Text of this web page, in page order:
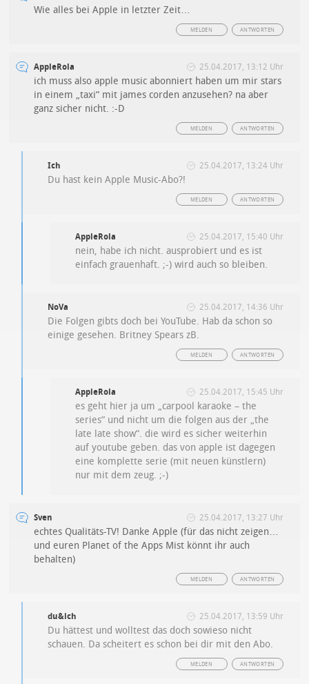
Wie alles bei Apple in letzter Zeit…
ANTWORTEN
MELDEN
AppleRola 25.04.2017, 13:12 Uhr
ich muss also apple music abonniert haben um mir stars
in einem „taxi“ mit james corden anzusehen? na aber
ganz sicher nicht. :-D
ANTWORTEN
MELDEN
Ich 25.04.2017, 13:24 Uhr
Du hast kein Apple Music-Abo?!
ANTWORTEN
MELDEN
AppleRola 25.04.2017, 15:40 Uhr
nein, habe ich nicht. ausprobiert und es ist
einfach grauenhaft. ;-) wird auch so bleiben.
NoVa 25.04.2017, 14:36 Uhr
Die Folgen gibts doch bei YouTube. Hab da schon so
einige gesehen. Britney Spears zB.
ANTWORTEN
MELDEN
AppleRola 25.04.2017, 15:45 Uhr
es geht hier ja um „carpool karaoke – the
series“ und nicht um die folgen aus der „the
late late show“. die wird es sicher weiterhin
auf youtube geben. das von apple ist dagegen
eine komplette serie (mit neuen künstlern)
nur mit dem zeug. ;-)
Sven 25.04.2017, 13:27 Uhr
echtes Qualitäts-TV! Danke Apple (für das nicht zeigen…
und euren Planet of the Apps Mist könnt ihr auch
behalten)
ANTWORTEN
MELDEN
du&ich 25.04.2017, 13:59 Uhr
Du hättest und wolltest das doch sowieso nicht
schauen. Da scheitert es schon bei dir mit den Abo.
ANTWORTEN
MELDEN